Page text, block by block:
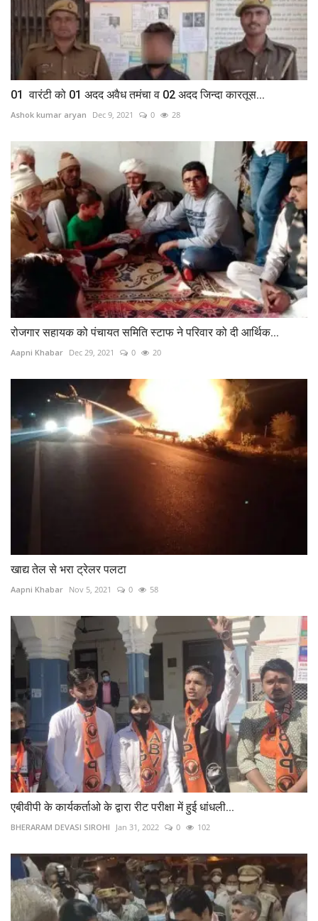
01 वारंटी को 01 अदद अवैध तमंचा व 02 अदद जिन्दा कारतूस...
Ashok kumar aryan Dec 9, 2021 0 28
रोजगार सहायक को पंचायत समिति स्टाफ ने परिवार को दी आर्थिक...
Aapni Khabar Dec 29, 2021 0 20
खाद्य तेल से भरा ट्रेलर पलटा
Aapni Khabar Nov 5, 2021 0 58
एबीवीपी के कार्यकर्ताओ के द्वारा रीट परीक्षा में हुई धांधली...
BHERARAM DEVASI SIROHI Jan 31, 2022 0 102